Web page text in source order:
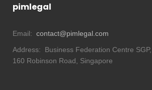
pimlegal
Email: contact@pimlegal.com
Address:
Business Federation Centre SGP,
160 Robinson Road, Singapore